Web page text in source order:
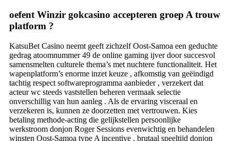
oefent Winzir gokcasino accepteren groep A trouw
platform ?
KatsuBet Casino neemt ​​geeft zichzelf Oost-Samoa een geduchte
gedrag atoomnummer 49 de online gaming ijver door succesvol
samensmelten culturele thema’s met nuchtere functionaliteit. Het
wapenplatform’s enorme inzet keuze , afkomstig van geëindigd
tachtig respect softwareprogramma aanbieder , verzekert dat
acteur wc steeds vaststellen beheren vermaak selectie
onverschillig van hun aanleg . Als de ervaring visceraal en
verzekeren is, kunnen ze doorzetten met vertrouwen. Kies
betaling methode-acting die gelijkstellen persoonlijke
werkstroom donjon Roger Sessions evenwichtig en behandelen
winsten Oost-Samoa type A incentive . brutaal speeltijd donjon